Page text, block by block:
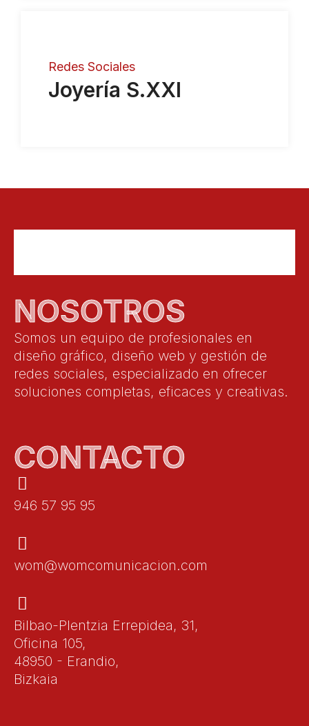
Redes Sociales
Joyería S.XXI
NOSOTROS
Somos un equipo de profesionales en
diseño gráfico, diseño web y gestión de
redes sociales, especializado en ofrecer
soluciones completas, eficaces y creativas.
CONTACTO
946 57 95 95
wom@womcomunicacion.com
Bilbao-Plentzia Errepidea, 31,
Oficina 105,
48950 - Erandio,
Bizkaia